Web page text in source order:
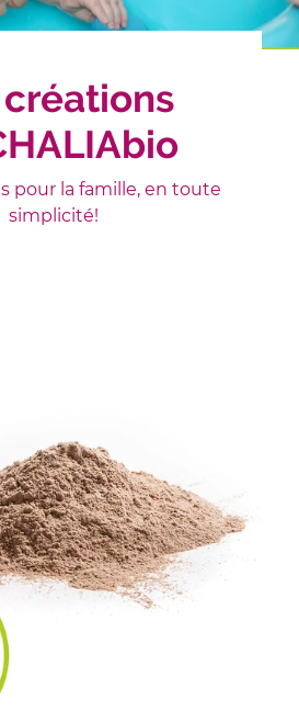
créations
pour la famille, en toute
simplicité!